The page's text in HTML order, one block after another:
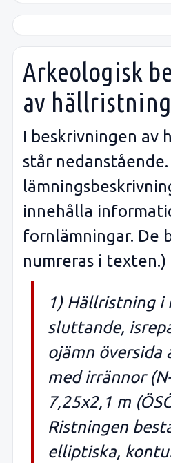
Arkeologisk
av
I beskrivningen av
står
innehålla
fornlämningar. De
numreras i texten.)
1) Hällristning i
sluttande,
ojämn översida
med irrännor
7,25x2,1 m
Ristningen
elliptiska,